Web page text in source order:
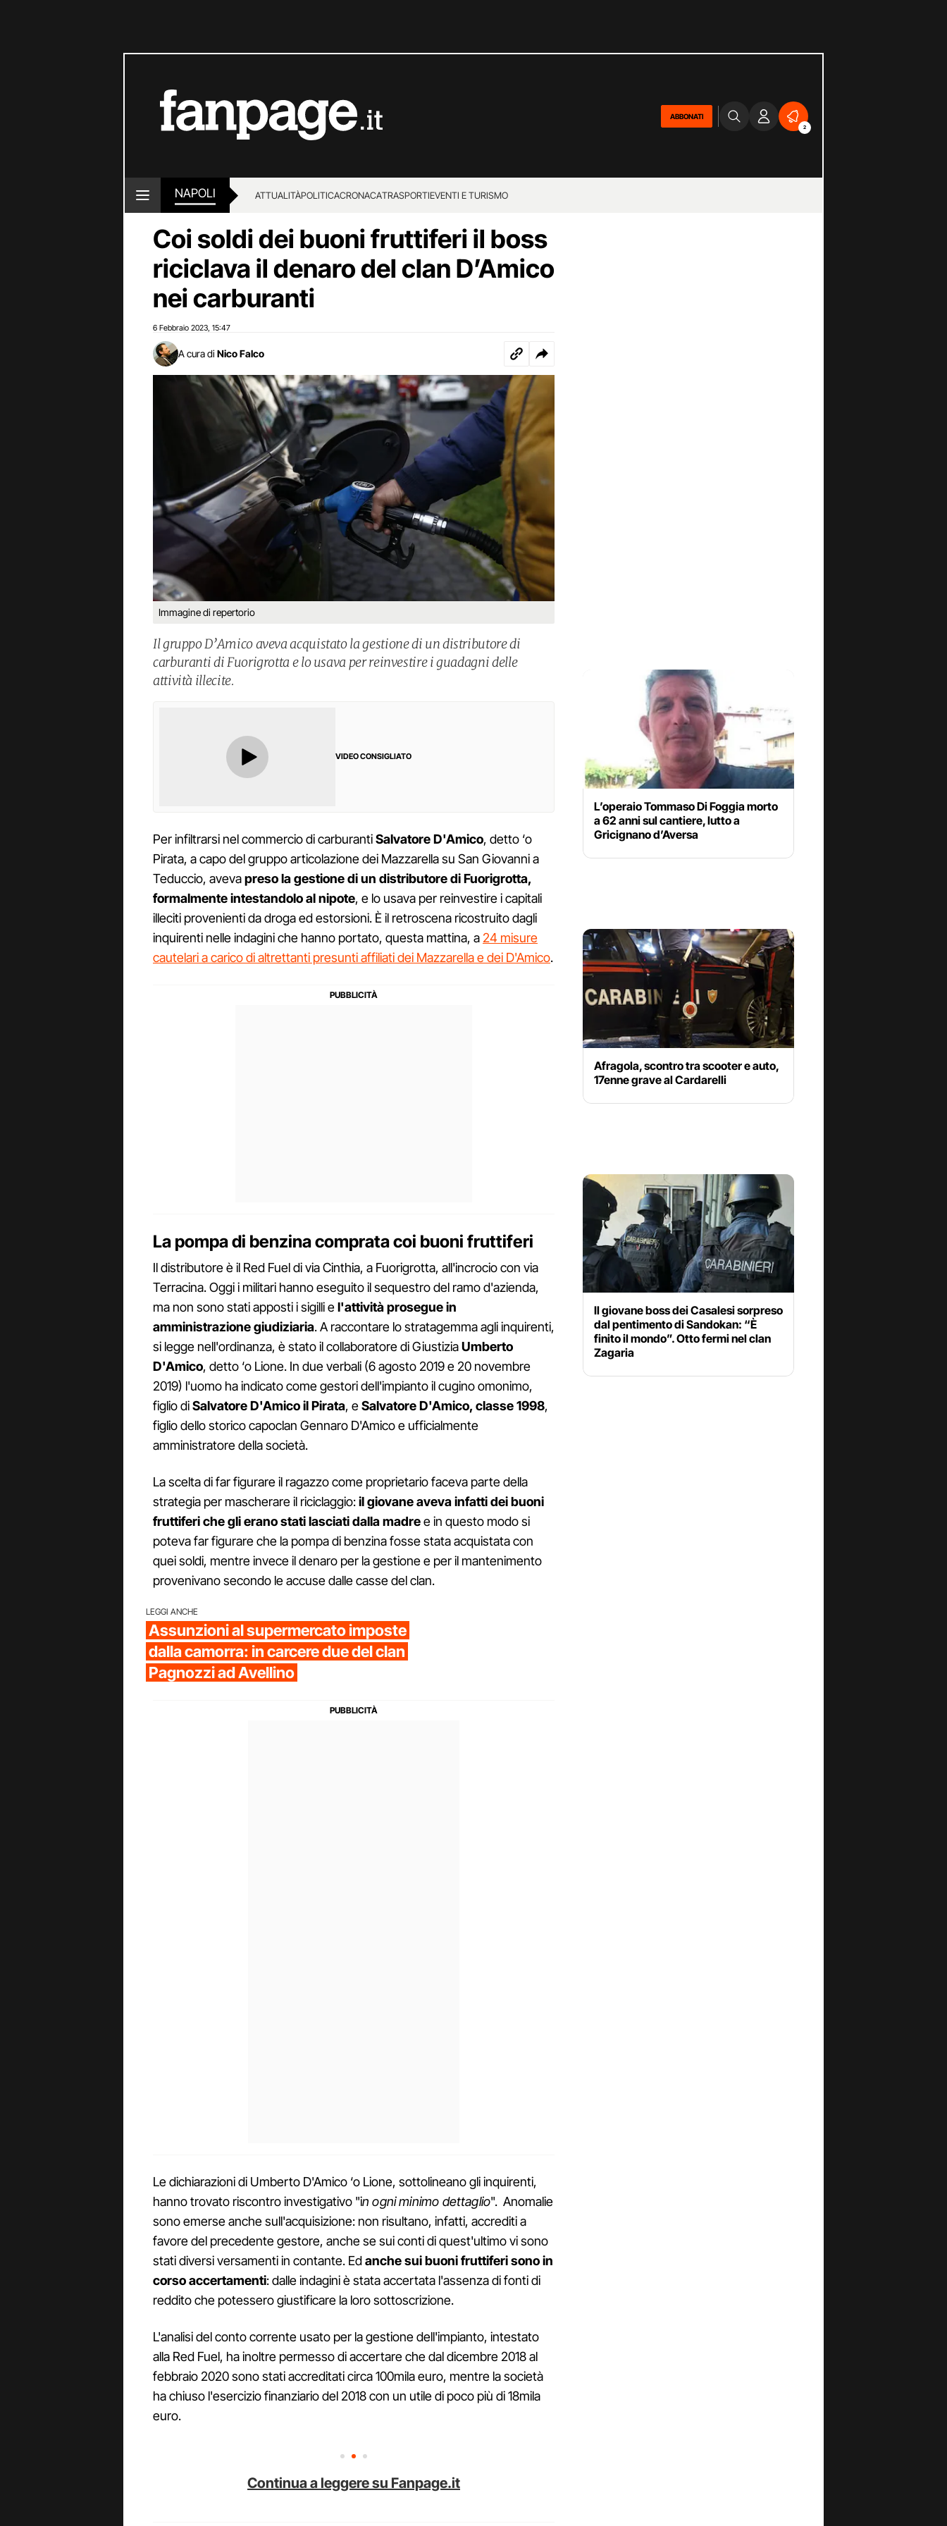
ABBONATI
2
NAPOLI ATTUALITÀPOLITICACRONACATRASPORTIEVENTI E TURISMO
Coi soldi dei buoni fruttiferi il boss
riciclava il denaro del clan D’Amico
nei carburanti
6 Febbraio 2023 15:47
A cura di Nico Falco
Immagine di repertorio
Il gruppo D’Amico aveva acquistato la gestione di un distributore di
carburanti di Fuorigrotta e lo usava per reinvestire i guadagni delle
attività illecite.
VIDEO CONSIGLIATO
Per infiltrarsi nel commercio di carburantiSalvatore D'Amico, detto ‘o
Pirata, a capo del gruppo articolazione dei Mazzarella su San Giovanni a
Teduccio, avevapreso la gestione di un distributore di Fuorigrotta,
formalmente intestandolo al nipote, e lo usava per reinvestire i capitali
illeciti provenienti da droga ed estorsioni. È il retroscena ricostruito dagli
inquirenti nelle indagini che hanno portato, questa mattina, a 24 misure
cautelari a carico di altrettanti presunti affiliati dei Mazzarella e dei D'Amico.
La pompa di benzina comprata coi buoni fruttiferi
Il distributore è il Red Fuel di via Cinthia, a Fuorigrotta, all'incrocio con via
Terracina. Oggi i militari hanno eseguito il sequestro del ramo d'azienda,
ma non sono stati apposti i sigilli el'attività prosegue in
amministrazione giudiziaria. A raccontare lo stratagemma agli inquirenti,
si legge nell'ordinanza, è stato il collaboratore di GiustiziaUmberto
D'Amico, detto ‘o Lione. In due verbali (6 agosto 2019 e 20 novembre
2019) l'uomo ha indicato come gestori dell'impianto il cugino omonimo,
figlio diSalvatore D'Amico il Pirata, eSalvatore D'Amico, classe 1998,
figlio dello storico capoclan Gennaro D'Amico e ufficialmente
amministratore della società.
La scelta di far figurare il ragazzo come proprietario faceva parte della
strategia per mascherare il riciclaggio:il giovane aveva infatti dei buoni
fruttiferi che gli erano stati lasciati dalla madree in questo modo si
poteva far figurare che la pompa di benzina fosse stata acquistata con
quei soldi, mentre invece il denaro per la gestione e per il mantenimento
provenivano secondo le accuse dalle casse del clan.
LEGGI ANCHE
Assunzioni al supermercato imposte
dalla camorra: in carcere due del clan
Pagnozzi ad Avellino
Le dichiarazioni di Umberto D'Amico ‘o Lione, sottolineano gli inquirenti,
hanno trovato riscontro investigativo "in ogni minimo dettaglio". Anomalie
sono emerse anche sull'acquisizione: non risultano, infatti, accrediti a
favore del precedente gestore, anche se sui conti di quest'ultimo vi sono
stati diversi versamenti in contante. Edanche sui buoni fruttiferi sono in
corso accertamenti: dalle indagini è stata accertata l'assenza di fonti di
reddito che potessero giustificare la loro sottoscrizione.
L'analisi del conto corrente usato per la gestione dell'impianto, intestato
alla Red Fuel, ha inoltre permesso di accertare che dal dicembre 2018 al
febbraio 2020 sono stati accreditati circa 100mila euro, mentre la società
ha chiuso l'esercizio finanziario del 2018 con un utile di poco più di 18mila
euro.
Continua a leggere su Fanpage.it
L’operaio Tommaso Di Foggia morto
a 62 anni sul cantiere, lutto a
Gricignano d’Aversa
Afragola, scontro tra scooter e auto,
17enne grave al Cardarelli
Il giovane boss dei Casalesi sorpreso
dal pentimento di Sandokan: “È
finito il mondo”. Otto fermi nel clan
Zagaria